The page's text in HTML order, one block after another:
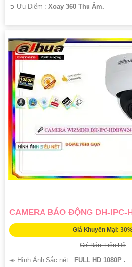
️➲ Ưu Điểm : Xoay 360 Thu Âm.
CAMERA BÁO ĐỘNG DH-IPC-
Giá Khuyến Mại: 30%
Giá Bán: Liên Hệ
☀️ Hình Ảnh Sắc nét : FULL HD 1080P .